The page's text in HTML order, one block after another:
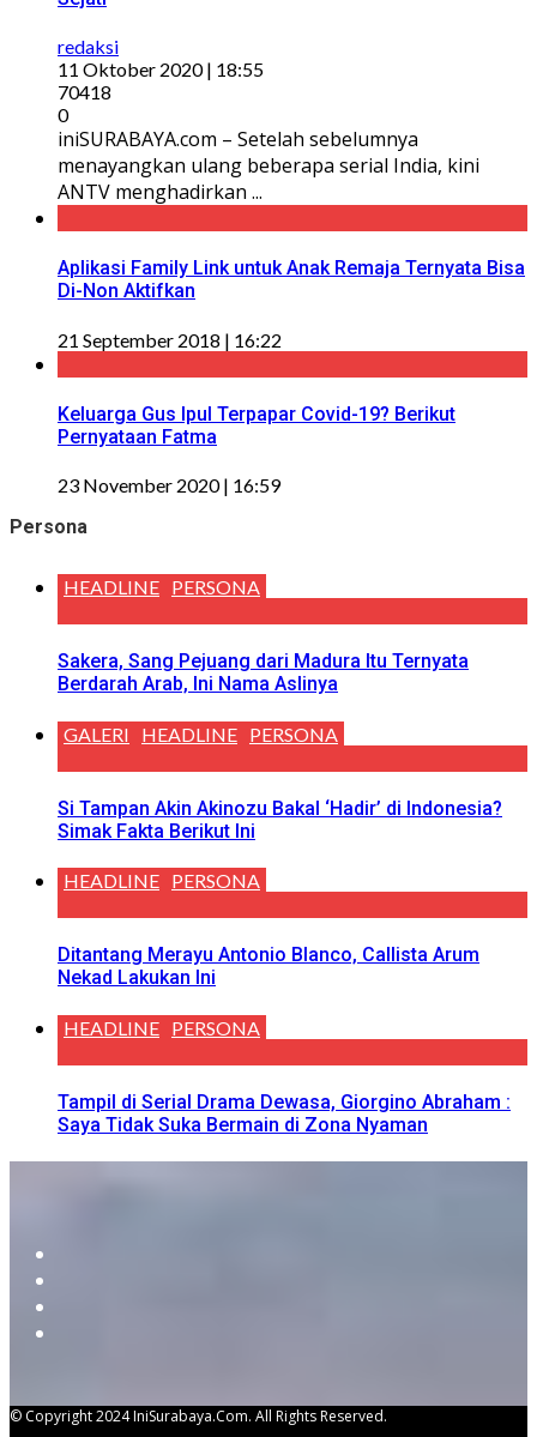
redaksi
11 Oktober 2020 | 18:55
70418
0
iniSURABAYA.com – Setelah sebelumnya
menayangkan ulang beberapa serial India, kini
ANTV menghadirkan ...
Aplikasi Family Link untuk Anak Remaja Ternyata Bisa
Di-Non Aktifkan
21 September 2018 | 16:22
Keluarga Gus Ipul Terpapar Covid-19? Berikut
Pernyataan Fatma
23 November 2020 | 16:59
Persona
HEADLINE PERSONA
Sakera, Sang Pejuang dari Madura Itu Ternyata
Berdarah Arab, Ini Nama Aslinya
GALERI HEADLINE PERSONA
Si Tampan Akin Akinozu Bakal ‘Hadir’ di Indonesia?
Simak Fakta Berikut Ini
HEADLINE PERSONA
Ditantang Merayu Antonio Blanco, Callista Arum
Nekad Lakukan Ini
HEADLINE PERSONA
Tampil di Serial Drama Dewasa, Giorgino Abraham :
Saya Tidak Suka Bermain di Zona Nyaman
© Copyright 2024 IniSurabaya.com. All Rights Reserved.